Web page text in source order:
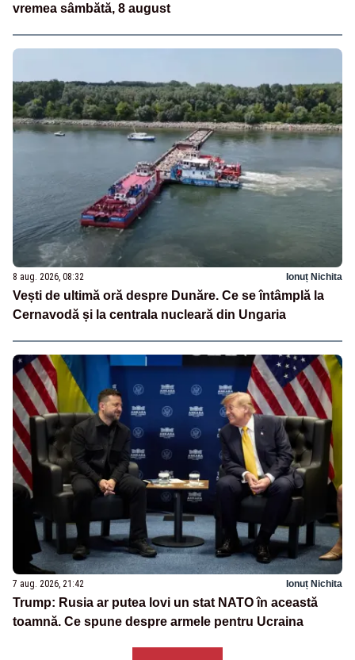
vremea sâmbătă, 8 august
8 aug. 2026, 08:32 Ionuț Nichita
Vești de ultimă oră despre Dunăre. Ce se întâmplă la
Cernavodă și la centrala nucleară din Ungaria
7 aug. 2026, 21:42 Ionuț Nichita
Trump: Rusia ar putea lovi un stat NATO în această
toamnă. Ce spune despre armele pentru Ucraina